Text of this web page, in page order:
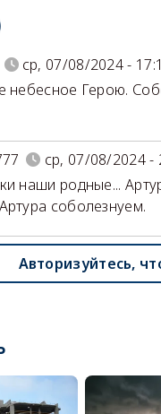
ср, 07/08/2024 -
небесное Герою.
ср, 07/08/2024 -
наши родные...
соболезнуем.
Авторизуйтесь,